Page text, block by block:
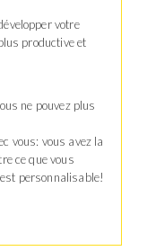
votre
productive et
ne pouvez plus
vous: vous avez la
ce que vous
personnalisable!